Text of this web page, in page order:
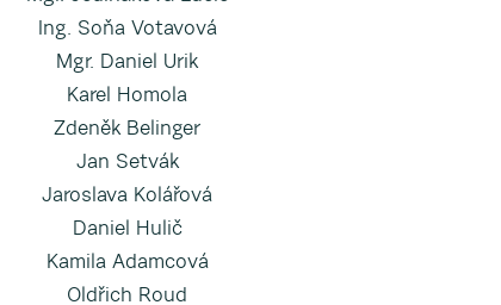
Ing. Soňa Votavová
Mgr. Daniel Urik
Karel Homola
Zdeněk Belinger
Jan Setvák
Jaroslava Kolářová
Daniel Hulič
Kamila Adamcová
Oldřich Roud